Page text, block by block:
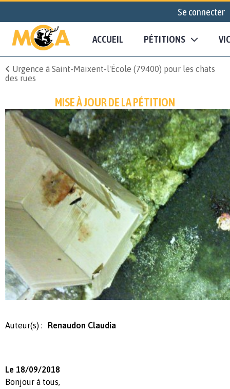
Se connecter
ACCUEIL PÉTITIONS
Urgence à Saint-Maixent-l'École (79400) pour les chats
des rues
MISE À JOUR DE LA PÉTITION
Auteur(s) : Renaudon Claudia
Le 18/09/2018
Bonjour à tous,